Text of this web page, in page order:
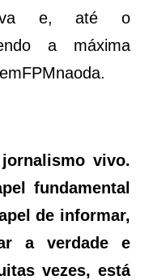
e, até o
a máxima
vivo.
fundamental
de informar,
a verdade e
vezes, está